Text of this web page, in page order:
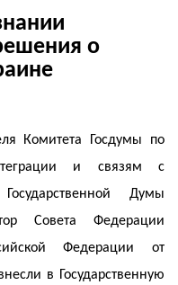
о
Комитета Госдумы по
и связям с
Думы
Совета Федерации
Федерации от
в Государственную